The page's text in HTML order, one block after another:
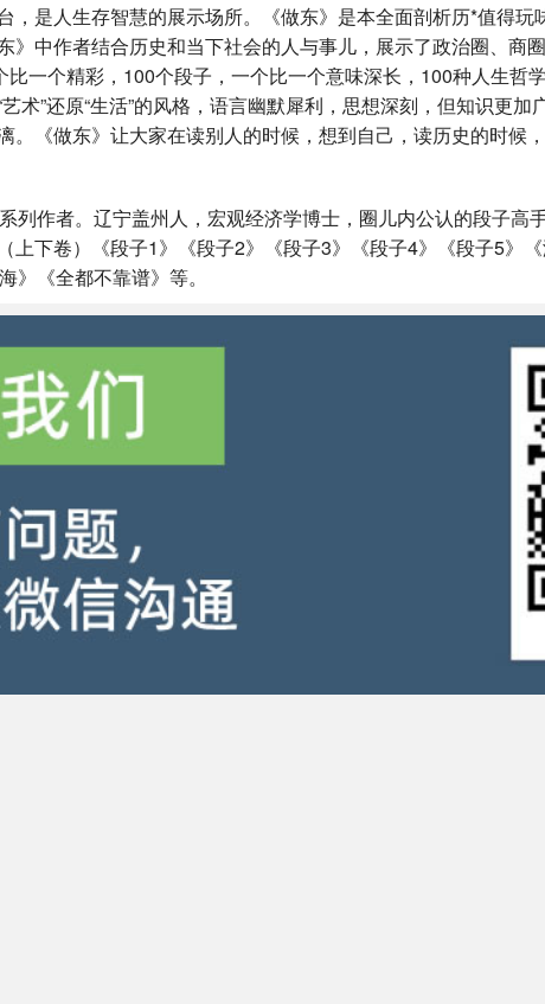
，是人生存智慧的展示场所。《做东》是本全面剖析历*值得
》中作者结合历史和当下社会的人与事儿，展示了政治圈、商
一个精彩，100个段子，一个比一个意味深长，100种人生哲
术”还原“生活”的风格，语言幽默犀利，思想深刻，但知识更加
。《做东》让大家在读别人的时候，想到自己，读历史的时候，
列作者。辽宁盖州人，宏观经济学博士，圈儿内公认的段子高
上下卷）《段子1》《段子2》《段子3》《段子4》《段子5》
》《全都不靠谱》等。